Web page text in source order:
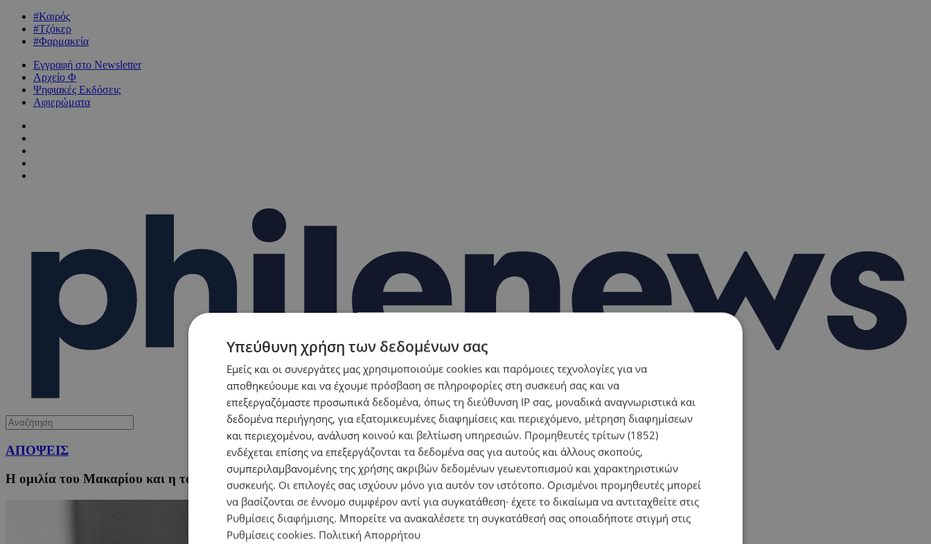
#Καιρός
#Τζόκερ
#Φαρμακεία
Εγγραφή στο Newsletter
Αρχείο Φ
Ψηφιακές Εκδόσεις
Αφιερώματα
ΑΠΟΨΕΙΣ
Η ομιλία του Μακαρίου και η τουρκική εισβολή
Υπεύθυνη χρήση των δεδομένων σας
Εμείς και οι συνεργάτες μας χρησιμοποιούμε cookies και παρόμοιες τεχνολογίες για να
αποθηκεύουμε και να έχουμε πρόσβαση σε πληροφορίες στη συσκευή σας και να
επεξεργαζόμαστε προσωπικά δεδομένα, όπως τη διεύθυνση IP σας, μοναδικά αναγνωριστικά και
δεδομένα περιήγησης, για εξατομικευμένες διαφημίσεις και περιεχόμενο, μέτρηση διαφημίσεων
και περιεχομένου, ανάλυση κοινού και βελτίωση υπηρεσιών. Προμηθευτές τρίτων (1852)
ενδέχεται επίσης να επεξεργάζονται τα δεδομένα σας για αυτούς και άλλους σκοπούς,
συμπεριλαμβανομένης της χρήσης ακριβών δεδομένων γεωεντοπισμού και χαρακτηριστικών
συσκευής. Οι επιλογές σας ισχύουν μόνο για αυτόν τον ιστότοπο. Ορισμένοι προμηθευτές μπορεί
να βασίζονται σε έννομο συμφέρον αντί για συγκατάθεση· έχετε το δικαίωμα να αντιταχθείτε στις
Ρυθμίσεις διαφήμισης. Μπορείτε να ανακαλέσετε τη συγκατάθεσή σας οποιαδήποτε στιγμή στις
Ρυθμίσεις cookies. Πολιτική Απορρήτου